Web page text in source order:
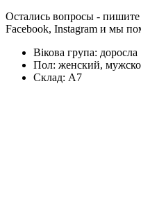
Остались вопросы -
Facebook, Instagram и мы
Вікова група: доросла
Пол: женский,
Склад: А7